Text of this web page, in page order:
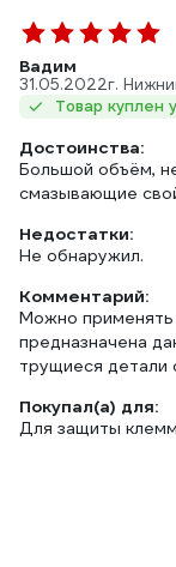
Вадим
31.05.2022г.
Товар куплен
Достоинства:
Большой объём,
смазывающие
Недостатки:
Не обнаружил.
Комментарий:
Можно
предназначена
трущиеся детали
Покупал(а) для:
Для защиты